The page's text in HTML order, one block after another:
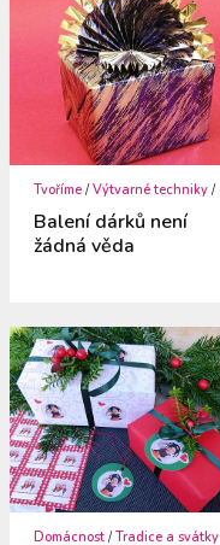
Tvoříme /Výtvarné techniky /
Balení dárků není
žádná věda
Domácnost /Tradice a svátky